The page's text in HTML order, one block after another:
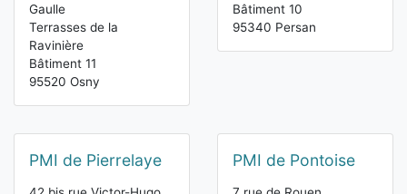
Gaulle
Terrasses de la
Ravinière
Bâtiment 11
95520 Osny
Bâtiment 10
95340 Persan
PMI de Pierrelaye PMI de Pontoise